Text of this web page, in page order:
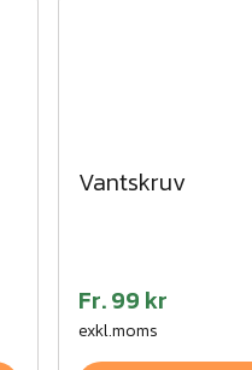
Vantskruv
Fr.99 kr
exkl.moms